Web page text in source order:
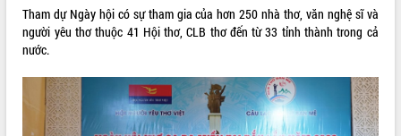
THÔNG TIN CHỈ ĐẠO ĐIỀU HÀNH
HỆ THỐNG VĂN BẢN
VĂN BẢN HĐND TỈNH
Tham dự Ngày hội có sự tham gia của hơn 250 nhà thơ, văn nghệ sĩ và
người yêu thơ thuộc 41 Hội thơ, CLB thơ đến từ 33 tỉnh thành trong cả
nước.